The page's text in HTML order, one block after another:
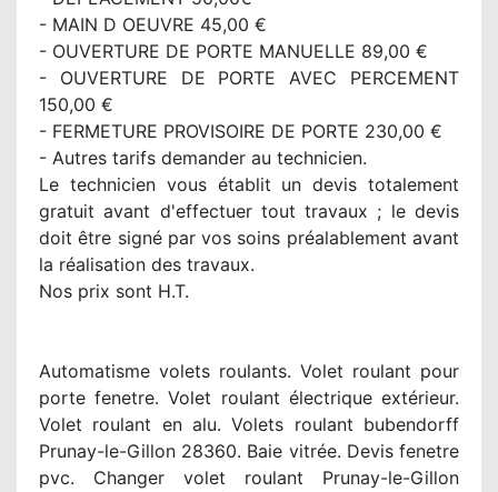
- MAIN D OEUVRE 45,00 €
- OUVERTURE DE PORTE MANUELLE 89,00 €
- OUVERTURE DE PORTE AVEC PERCEMENT
150,00 €
- FERMETURE PROVISOIRE DE PORTE 230,00 €
- Autres tarifs demander au technicien.
Le technicien vous établit un devis totalement
gratuit avant d'effectuer tout travaux ; le devis
doit être signé par vos soins préalablement avant
la réalisation des travaux.
Nos prix sont H.T.
Automatisme volets roulants. Volet roulant pour
porte fenetre. Volet roulant électrique extérieur.
Volet roulant en alu. Volets roulant bubendorff
Prunay-le-Gillon 28360. Baie vitrée. Devis fenetre
pvc. Changer volet roulant Prunay-le-Gillon